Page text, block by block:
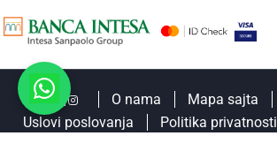
O nama Mapa sajta
Uslovi poslovanja
Politika privatnosti